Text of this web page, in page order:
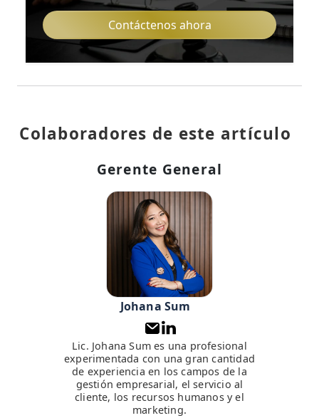
Contáctenos ahora
Colaboradores de este artículo
Gerente General
Johana Sum
Lic. Johana Sum es una profesional
experimentada con una gran cantidad
de experiencia en los campos de la
gestión empresarial, el servicio al
cliente, los recursos humanos y el
marketing.